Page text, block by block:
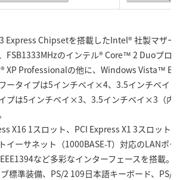
Express Chipsetを搭載したIntel® 社製マザー
FSB1333MHzのインテル® Core™ 2 Duoプロ
XP Professionalの他に、Windows Vista™
ータイプは5インチベイ×4、3.5インチベイ
プは5インチベイ×3、3.5インチベイ×3（内
X16 1スロット、PCI Express X1 3スロット
イーサネット（1000BASE-T）対応のLANポー
など多彩なインターフェースを搭載。
標準装備、PS/2 109日本語キーボード、PS/2